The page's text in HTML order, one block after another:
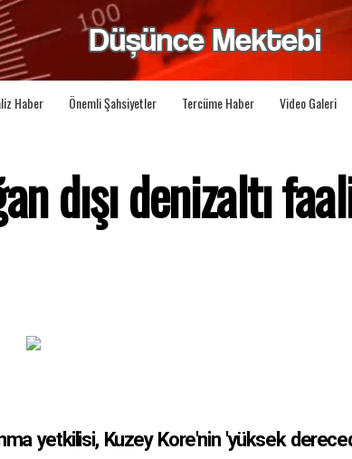
Haber Önemli Şahsiyetler Tercüme Haber Video Galeri
dışı denizaltı
yetkilisi, Kuzey Kore'nin 'yüksek